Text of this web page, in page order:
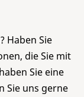
Haben Sie
die Sie mit
Sie eine
Sie uns gerne